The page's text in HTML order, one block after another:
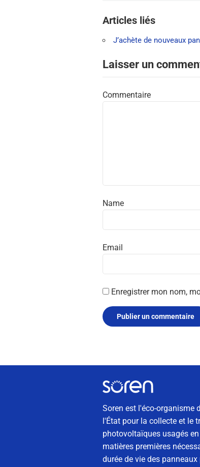
Articles liés
J’achète de nouveaux
Laisser un
Commentaire
Name
Email
Enregistrer mon nom,
Soren est l'éco-organisme
l'État pour la collecte et le
photovoltaïques usagés
matières premières
durée de vie des